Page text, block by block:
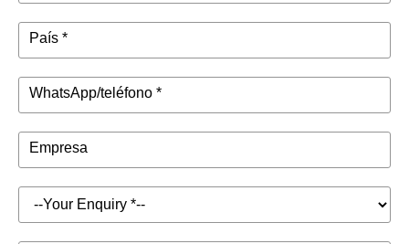
País *
WhatsApp/teléfono *
Empresa